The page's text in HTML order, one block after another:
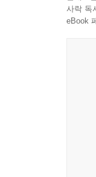
아울
없는
음식
음식
사락 독
eBook